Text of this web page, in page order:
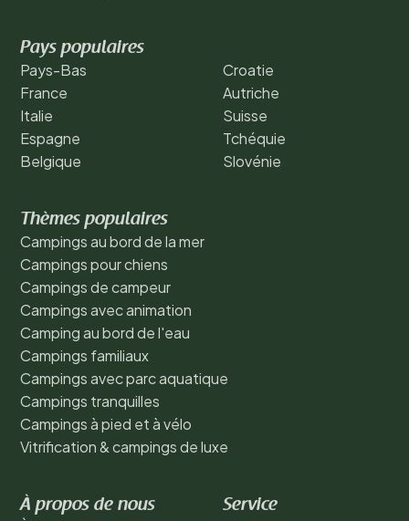
Pays populaires
Pays-Bas
France
Italie
Espagne
Belgique
Croatie
Autriche
Suisse
Tchéquie
Slovénie
Thèmes populaires
Campings au bord de la mer
Campings pour chiens
Campings de campeur
Campings avec animation
Camping au bord de l'eau
Campings familiaux
Campings avec parc aquatique
Campings tranquilles
Campings à pied et à vélo
Vitrification & campings de luxe
À propos de nous Service